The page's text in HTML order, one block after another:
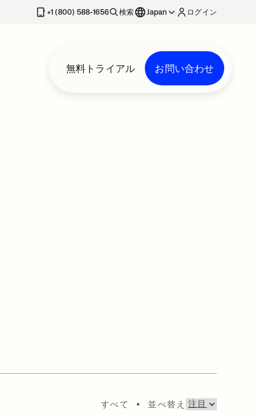
+1 (800) 588-1656 検索 Japan ログイン
無料トライアル お問い合わせ
すべて • 並べ替え